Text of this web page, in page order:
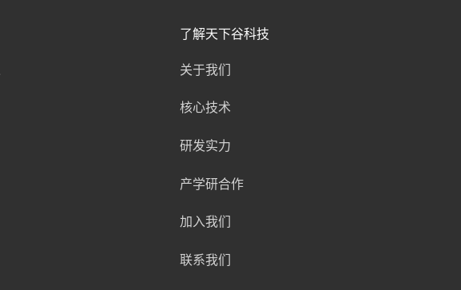
了解天下谷科技
关于我们
核心技术
研发实力
产学研合作
加入我们
联系我们